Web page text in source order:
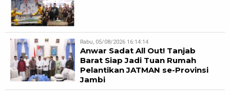
Rabu, 05/08/2026 16:14:14
Anwar Sadat All Out! Tanjab
Barat Siap Jadi Tuan Rumah
Pelantikan JATMAN se-Provinsi
Jambi